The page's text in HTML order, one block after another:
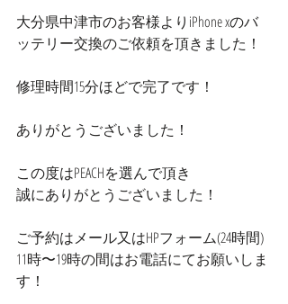
大分県中津市のお客様よりiPhone xのバ
ッテリー交換のご依頼を頂きました！
修理時間15分ほどで完了です！
ありがとうございました！
この度はPEACHを選んで頂き
誠にありがとうございました！
ご予約はメール又はHPフォーム(24時間)
11時〜19時の間はお電話にてお願いしま
す！